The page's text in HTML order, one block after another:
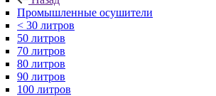
Промышленные осушители
< 30 литров
50 литров
70 литров
80 литров
90 литров
100 литров